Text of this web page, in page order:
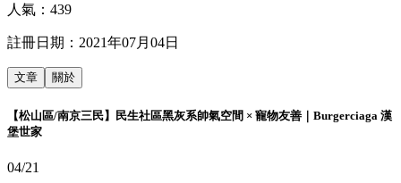
人氣： 439
註冊日期： 2021年07月04日
文章 關於
【松山區/南京三民】民生社區黑灰系帥氣空間 × 寵物友善｜Burgerciaga 漢
堡世家
04/21